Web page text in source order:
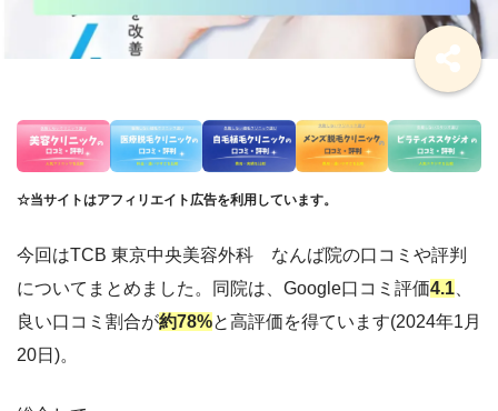
☆当サイトはアフィリエイト広告を利用しています。
今回はTCB 東京中央美容外科 なんば院の口コミや評判
についてまとめました。
同院は、Google口コミ評価4.1
良い口コミ割合が約78%と高評価を得ています(2024年1月
20日)。